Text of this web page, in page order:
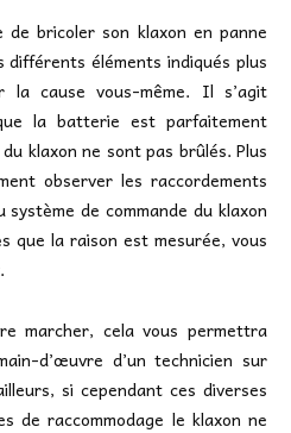
bricoler son klaxon en panne
différents éléments indiqués plus
la cause vous-même. Il s’agit
la batterie est parfaitement
klaxon ne sont pas brûlés. Plus
observer les raccordements
de commande du klaxon
que la raison est mesurée, vous
marcher, cela vous permettra
d’œuvre d’un technicien sur
si cependant ces diverses
de raccommodage le klaxon ne